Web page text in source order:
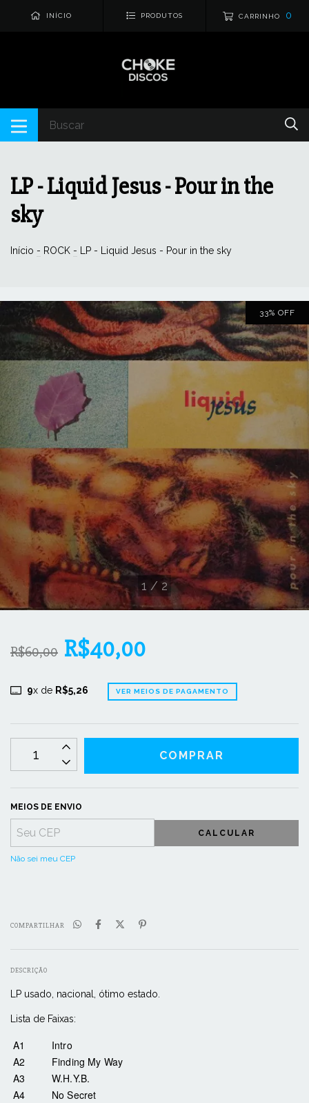
INÍCIO PRODUTOS CARRINHO 0
LP - Liquid Jesus - Pour in the
sky
Início - ROCK - LP - Liquid Jesus - Pour in the sky
33% OFF
1 / 2
R$60,00 R$40,00
9x de R$5,26 VER MEIOS DE PAGAMENTO
MEIOS DE ENVIO
CALCULAR
Não sei meu CEP
COMPARTILHAR
DESCRIÇÃO
LP usado, nacional, ótimo estado.
Lista de Faixas:
A1
Intro
A2
Finding My Way
A3
W.H.Y.B.
A4
No Secret